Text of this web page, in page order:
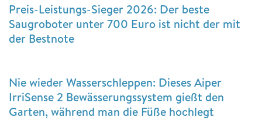
Preis-Leistungs-Sieger 2026: Der beste
Saugroboter unter 700 Euro ist nicht der mit
der Bestnote
Nie wieder Wasserschleppen: Dieses Aiper
IrriSense 2 Bewässerungssystem gießt den
Garten, während man die Füße hochlegt